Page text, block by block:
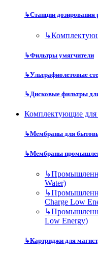
↳Станции дозирования
↳
↳Фильтры умягчители
↳Ультрафиолетовые
↳Дисковые фильтры
Комплектующие для
↳Мембраны для
↳Мембраны
↳
Water)
↳
Charge Low
↳
Low Energy)
↳Картриджи для